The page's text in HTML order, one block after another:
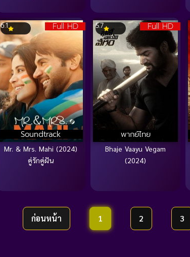
Full HD
Soundtrack
6.1
Mr. & Mrs. Mahi (2024)
คู่รักคู่ฝัน
Full HD
พากย์ไทย
5.7
Bhaje Vaayu Vegam
(2024)
ก่อนหน้า 1 2 3